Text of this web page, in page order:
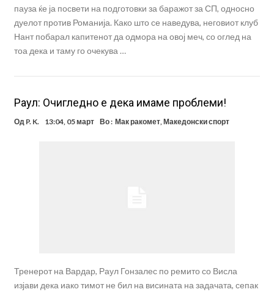
пауза ќе ја посвети на подготовки за баражот за СП, односно
дуелот против Романија. Како што се наведува, неговиот клуб
Нант побарал капитенот да одмора на овој меч, со оглед на
тоа дека и таму го очекува …
Раул: Очигледно е дека имаме проблеми!
Од P. K. 13:04, 05 март Во : Мак ракомет,Македонски спорт
Тренерот на Вардар, Раул Гонзалес по ремито со Висла
изјави дека иако тимот не бил на висината на задачата, сепак